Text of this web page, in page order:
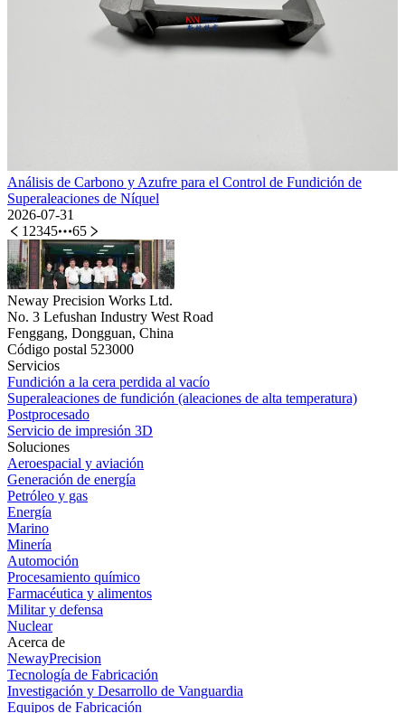
Análisis de Carbono y Azufre para el Control de Fundición de
Superaleaciones de Níquel
2026-07-31
1 2345 65
Neway Precision Works Ltd.
No. 3 Lefushan Industry West Road
Fenggang, Dongguan, China
Código postal 523000
Servicios
Fundición a la cera perdida al vacío
Superaleaciones de fundición (aleaciones de alta temperatura)
Postprocesado
Servicio de impresión 3D
Soluciones
Aeroespacial y aviación
Generación de energía
Petróleo y gas
Energía
Marino
Minería
Automoción
Procesamiento químico
Farmacéutica y alimentos
Militar y defensa
Nuclear
Acerca de
NewayPrecision
Tecnología de Fabricación
Investigación y Desarrollo de Vanguardia
Equipos de Fabricación